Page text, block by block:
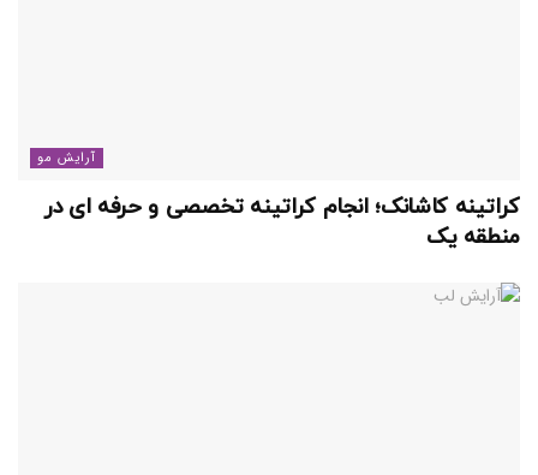
آرایش مو
کراتینه کاشانک؛ انجام کراتینه تخصصی و حرفه ای در
منطقه یک